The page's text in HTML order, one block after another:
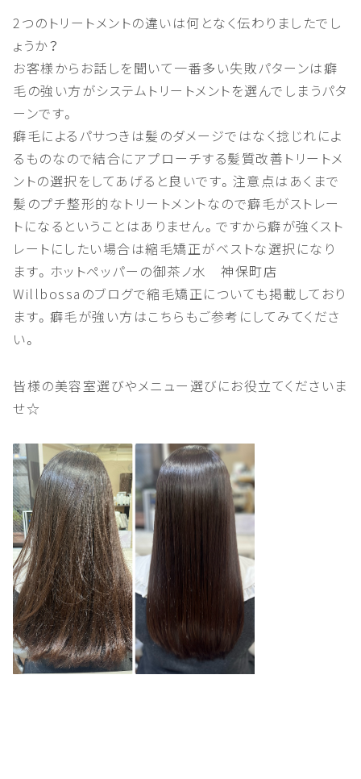
2つのトリートメントの違いは何となく伝わりましたでし
ょうか？
お客様からお話しを聞いて一番多い失敗パターンは癖
毛の強い方がシステムトリートメントを選んでしまうパタ
ーンです。
癖毛によるパサつきは髪のダメージではなく捻じれによ
るものなので結合にアプローチする髪質改善トリートメ
ントの選択をしてあげると良いです。注意点はあくまで
髪のプチ整形的なトリートメントなので癖毛がストレー
トになるということはありません。ですから癖が強くスト
レートにしたい場合は縮毛矯正がベストな選択になり
ます。ホットペッパーの御茶ノ水 神保町店
Willbossaのブログで縮毛矯正についても掲載しており
ます。癖毛が強い方はこちらもご参考にしてみてくださ
い。
皆様の美容室選びやメニュー選びにお役立てくださいま
せ☆